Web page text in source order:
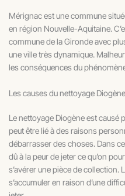
Mérignac est une commune
en région Nouvelle-Aquitaine.
commune de la Gironde avec
une ville très dynamique.
les conséquences du
Les causes du nettoyage Diogène
Le nettoyage Diogène est causé
peut être lié à des raisons
débarrasser des choses. Dans
dû à la peur de jeter ce qu’on
s’avérer une pièce de collection.
s’accumuler en raison d’une